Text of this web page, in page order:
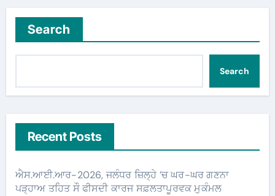
Search
Search
Recent Posts
ਐਸ.ਆਈ.ਆਰ-2026, ਜਲੰਧਰ ਜ਼ਿਲ੍ਹੇ ’ਚ ਘਰ-ਘਰ ਗਣਨਾ
ਪੜ੍ਹਾਅ ਤਹਿਤ ਸੌ ਫੀਸਦੀ ਕਾਰਜ ਸਫ਼ਲਤਾਪੂਰਵਕ ਮੁਕੰਮਲ